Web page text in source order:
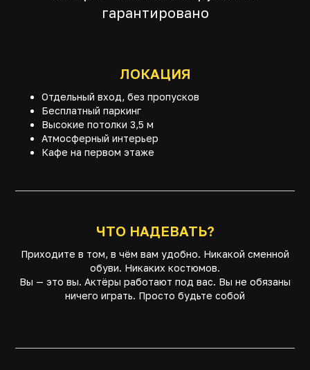
гарантировано
ЛОКАЦИЯ
Отдельный вход, без пропусков
Бесплатный паркинг
Высокие потолки 3,5 м
Атмосферный интерьер
Кафе на первом этаже
ЧТО НАДЕВАТЬ?
Приходите в том, в чём вам удобно. Никакой сменной
обуви. Никаких костюмов.
Вы — это вы. Актёры работают под вас. Вы не обязаны
ничего играть. Просто будьте собой